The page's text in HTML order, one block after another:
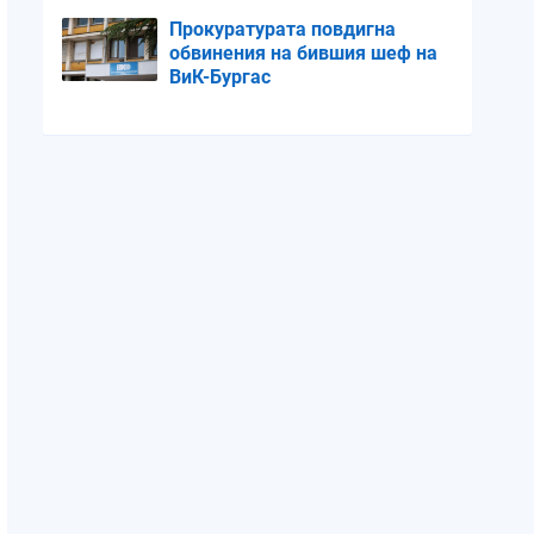
Прокуратурата повдигна
обвинения на бившия шеф на
ВиК-Бургас